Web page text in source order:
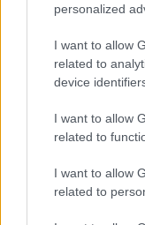
personalized
I want to allow
related to
device
I want to allow
related to
I want to allow
related to